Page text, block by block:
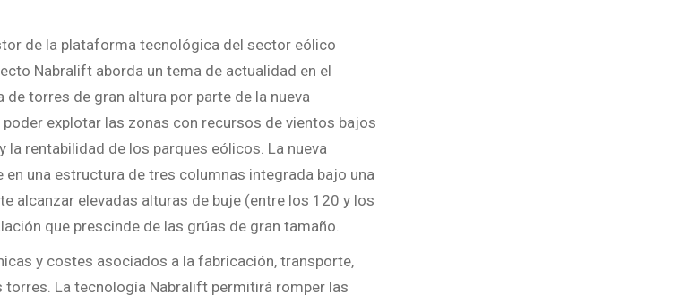
de la plataforma tecnológica del sector eólico
Nabralift aborda un tema de actualidad en el
torres de gran altura por parte de la nueva
explotar las zonas con recursos de vientos bajos
la rentabilidad de los parques eólicos. La nueva
una estructura de tres columnas integrada bajo una
alcanzar elevadas alturas de buje (entre los 120 y los
que prescinde de las grúas de gran tamaño.
y costes asociados a la fabricación, transporte,
La tecnología Nabralift permitirá romper las